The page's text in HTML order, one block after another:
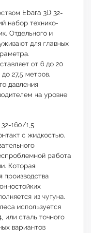
Ebara 3D 32-
набор технико-
Отдельного и
для главных
от 6 до 20
27,5 метров.
давления
на уровне
160/1,5
с жидкостью.
работа
Которая
производства
из чугуна.
используется
или сталь точного
вариантов